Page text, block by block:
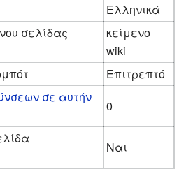
Ελληνικά
σελίδας
κείμενο
wiki
Επιτρεπτό
σε αυτήν
0
Ναι